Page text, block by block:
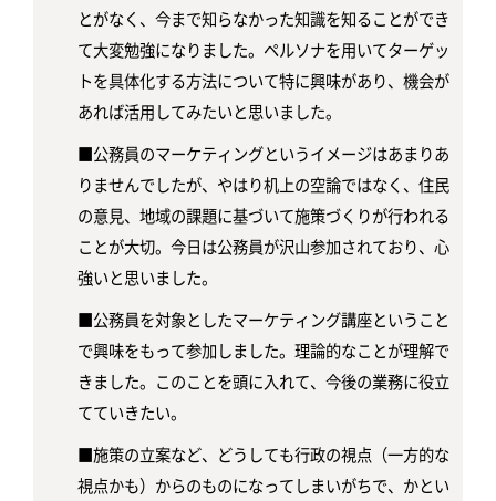
とがなく、今まで知らなかった知識を知ることができ
て大変勉強になりました。ペルソナを用いてターゲッ
トを具体化する方法について特に興味があり、機会が
あれば活用してみたいと思いました。
■公務員のマーケティングというイメージはあまりあ
りませんでしたが、やはり机上の空論ではなく、住民
の意見、地域の課題に基づいて施策づくりが行われる
ことが大切。今日は公務員が沢山参加されており、心
強いと思いました。
■公務員を対象としたマーケティング講座ということ
で興味をもって参加しました。理論的なことが理解で
きました。このことを頭に入れて、今後の業務に役立
てていきたい。
■施策の立案など、どうしても行政の視点（一方的な
視点かも）からのものになってしまいがちで、かとい